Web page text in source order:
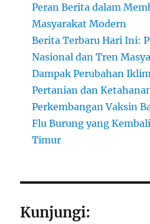
Peran Berita dalam
Masyarakat Modern
Berita Terbaru Hari Ini:
Nasional dan Tren
Dampak Perubahan
Pertanian dan
Perkembangan Vaksin
Flu Burung yang
Timur
Kunjungi: